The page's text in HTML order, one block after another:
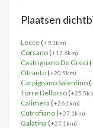
Plaatsen
Lecce (+9.1km)
Corsano (+17.6km)
Castrignano De Greci (
Otranto (+20.5km)
Carpignano Salentino (
Torre Dellorso (
Calimera (+26.1km)
Cutrofiano (+27.1km)
Galatina (+27.1km)